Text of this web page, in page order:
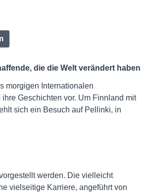
die die Welt verändert haben
morgigen Internationalen
Geschichten vor. Um Finnland mit
sich ein Besuch auf Pellinki, in
werden. Die vielleicht
vielseitige Karriere, angeführt von